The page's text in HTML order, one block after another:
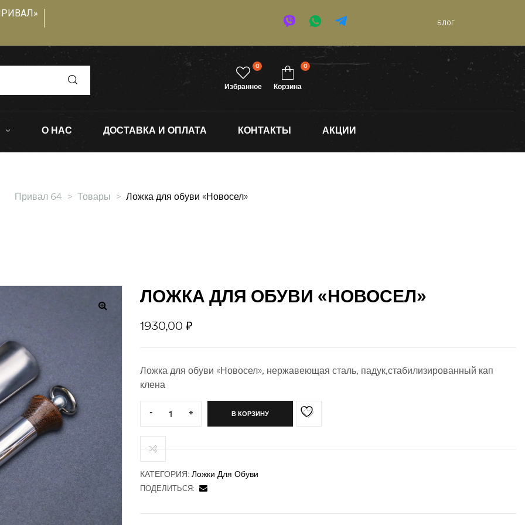
БЛОГ
Избранное
0
Корзина
0
О НАС ДОСТАВКА И ОПЛАТА КОНТАКТЫ АКЦИИ
Привал 64 > Товары > Ложка для обуви «Новосел»
ЛОЖКА ДЛЯ ОБУВИ «НОВОСЕЛ»
1930,00 ₽
Ложка для обуви «Новосел», нержавеющая сталь, падук,стабилизированный кап
клена
- + В КОРЗИНУ
КАТЕГОРИЯ: Ложки Для Обуви
ПОДЕЛИТЬСЯ: